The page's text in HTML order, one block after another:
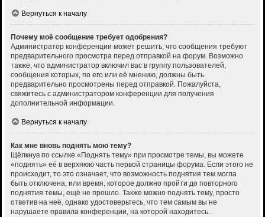
Вернуться к началу
Почему моё сообщение требует одобрения?
Администратор конференции может решить, что сообщения требуют
предварительного просмотра перед отправкой на форум. Возможно
также, что администратор включил вас в группу пользователей,
сообщения которых, по его или её мнению, должны быть
предварительно просмотрены перед отправкой. Пожалуйста,
свяжитесь с администратором конференции для получения
дополнительной информации.
Вернуться к началу
Как мне вновь поднять мою тему?
Щёлкнув по ссылке «Поднять тему» при просмотре темы, вы можете
«поднять» её в верхнюю часть первой страницы форума. Если этого не
происходит, то это означает, что возможность поднятия тем могла
быть отключена, или время, которое должно пройти до повторного
поднятия темы, ещё не прошло. Также можно поднять тему, просто
ответив на неё, однако удостоверьтесь, что тем самым вы не
нарушаете правила конференции, на которой находитесь.